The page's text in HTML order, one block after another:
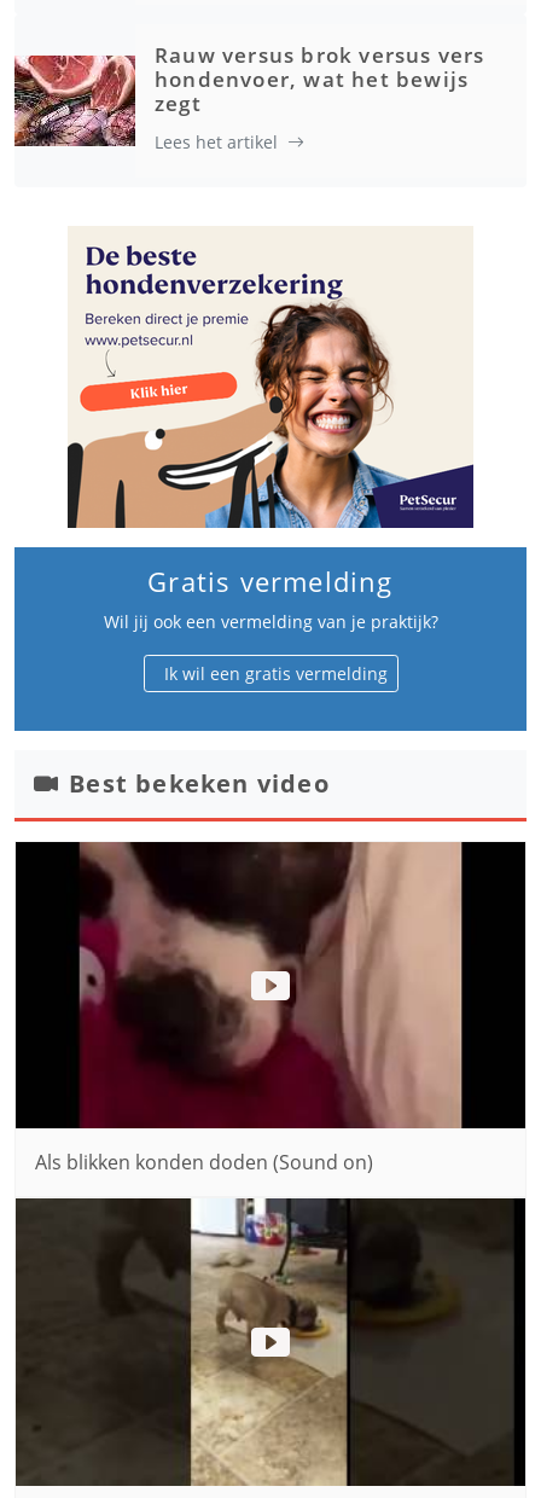
Rauw versus brok versus vers
hondenvoer, wat het bewijs
zegt
Lees het artikel
Gratis vermelding
Wil jij ook een vermelding van je praktijk?
Ik wil een gratis vermelding
Best bekeken video
Als blikken konden doden (Sound on)